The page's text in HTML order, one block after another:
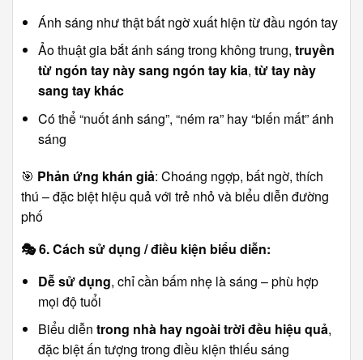
Ánh sáng như thật bất ngờ xuất hiện từ đầu ngón tay
Ảo thuật gia bắt ánh sáng trong không trung, truyền
từ ngón tay này sang ngón tay kia, từ tay này
sang tay khác
Có thể “nuốt ánh sáng”, “ném ra” hay “biến mất” ánh
sáng
🎯 Phản ứng khán giả: Choáng ngợp, bất ngờ, thích
thú – đặc biệt hiệu quả với trẻ nhỏ và biểu diễn đường
phố
🎭6. Cách sử dụng / điều kiện biểu diễn:
Dễ sử dụng, chỉ cần bấm nhẹ là sáng – phù hợp
mọi độ tuổi
Biểu diễn trong nhà hay ngoài trời đều hiệu quả,
đặc biệt ấn tượng trong điều kiện thiếu sáng